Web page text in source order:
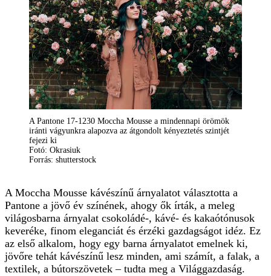
A Pantone 17-1230 Moccha Mousse a mindennapi örömök
iránti vágyunkra alapozva az átgondolt kényeztetés szintjét
fejezi ki
Fotó: Okrasiuk
Forrás: shutterstock
A Moccha Mousse kávészínű árnyalatot választotta a
Pantone a jövő év színének, ahogy ők írták, a meleg
világosbarna árnyalat csokoládé-, kávé- és kakaótónusok
keveréke, finom eleganciát és érzéki gazdagságot idéz. Ez
az első alkalom, hogy egy barna árnyalatot emelnek ki,
jövőre tehát kávészínű lesz minden, ami számít, a falak, a
textilek, a bútorszövetek – tudta meg a Világgazdaság.